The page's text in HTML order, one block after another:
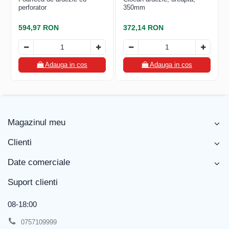
FALZSID
STUBAI
SCHLEBACH
perforator
594,97 RON
Adauga in cos
350mm
372,14 RON
Adauga in cos
Magazinul meu
Clienti
Date comerciale
Suport clienti
08-18:00
0757109999